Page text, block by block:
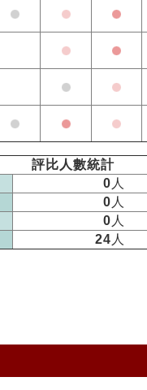
評比人數統計
0 人
0 人
0 人
24 人